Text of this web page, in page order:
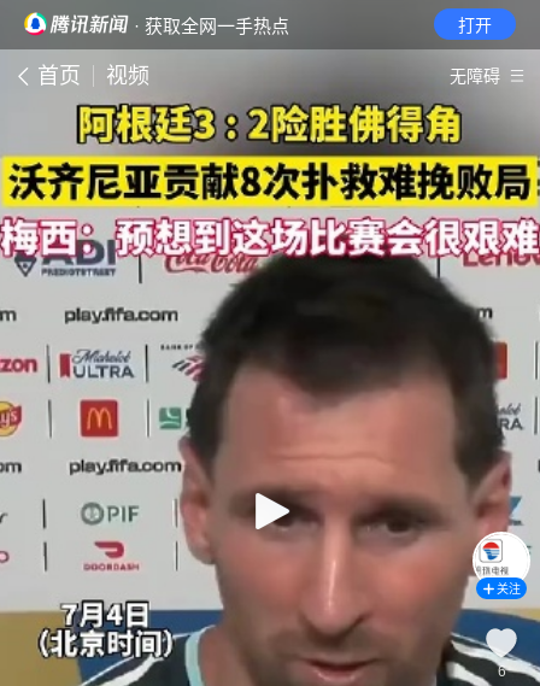
· 获取全网一手热点 打开
首页 视频 无障碍
关注
6